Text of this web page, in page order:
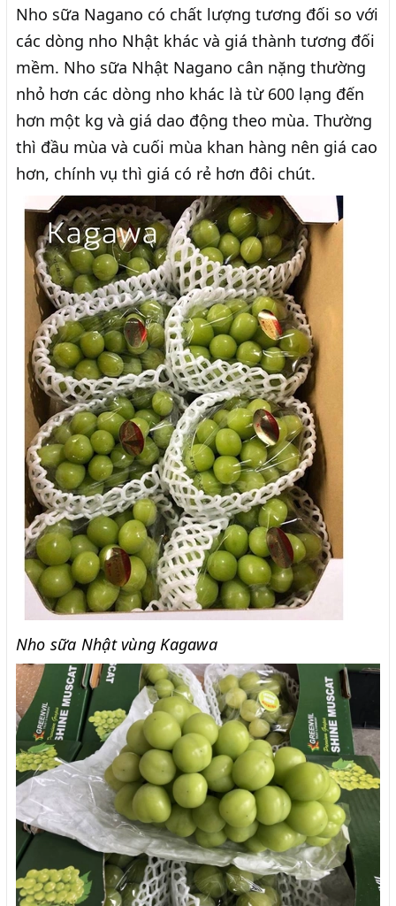
Nho sữa Nagano có chất lượng tương đối so với
các dòng nho Nhật khác và giá thành tương đối
mềm. Nho sữa Nhật Nagano cân nặng thường
nhỏ hơn các dòng nho khác là từ 600 lạng đến
hơn một kg và giá dao động theo mùa. Thường
thì đầu mùa và cuối mùa khan hàng nên giá cao
hơn, chính vụ thì giá có rẻ hơn đôi chút.
Nho sữa Nhật vùng Kagawa